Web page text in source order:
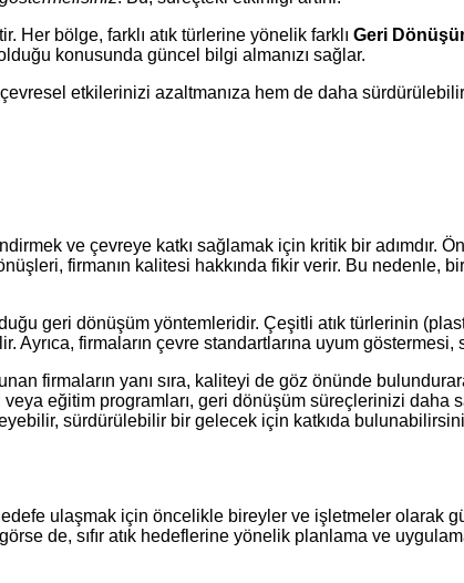
Her bölge, farklı atık türlerine yönelik farklı Geri
konusunda güncel bilgi almanızı sağlar.
etkilerinizi azaltmanıza hem de daha
ve çevreye katkı sağlamak için kritik bir adımdır.
firmanın kalitesi hakkında fikir verir. Bu nedenle,
geri dönüşüm yöntemleridir. Çeşitli atık türlerinin
Ayrıca, firmaların çevre standartlarına uyum
firmaların yanı sıra, kaliteyi de göz önünde
eğitim programları, geri dönüşüm süreçlerinizi daha
sürdürülebilir bir gelecek için katkıda
ulaşmak için öncelikle bireyler ve işletmeler olarak
de, sıfır atık hedeflerine yönelik planlama ve